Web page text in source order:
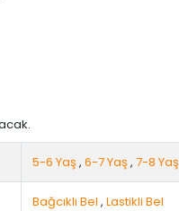
5-6 Yaş , 6-7 Yaş , 7-8 Yaş
Bağcıklı Bel , Lastikli Bel